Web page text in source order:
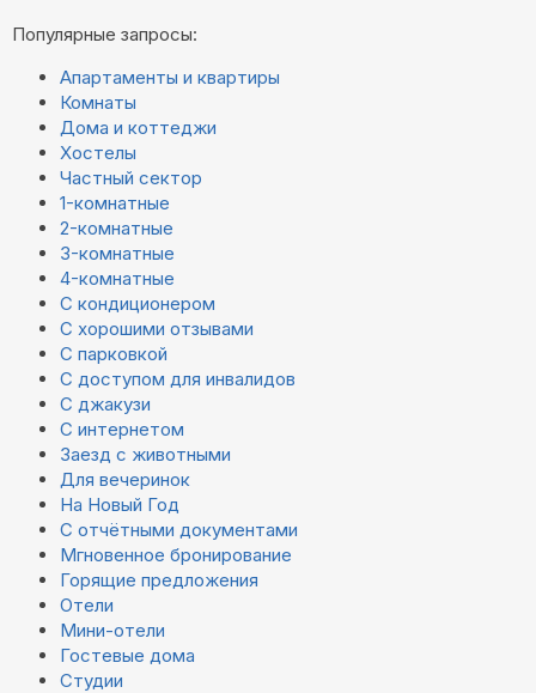
Популярные запросы:
Апартаменты и квартиры
Комнаты
Дома и коттеджи
Хостелы
Частный сектор
1-комнатные
2-комнатные
3-комнатные
4-комнатные
С кондиционером
С хорошими отзывами
С парковкой
С доступом для инвалидов
С джакузи
С интернетом
Заезд с животными
Для вечеринок
На Новый Год
С отчётными документами
Мгновенное бронирование
Горящие предложения
Отели
Мини-отели
Гостевые дома
Студии